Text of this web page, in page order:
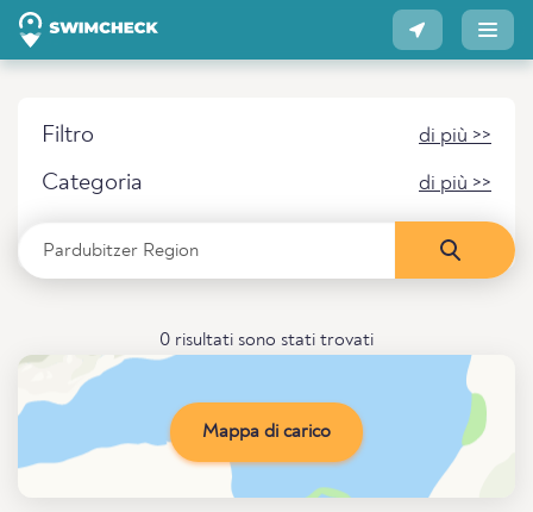
Filtro di più >>
Categoria di più >>
0 risultati sono stati trovati
Mappa di carico